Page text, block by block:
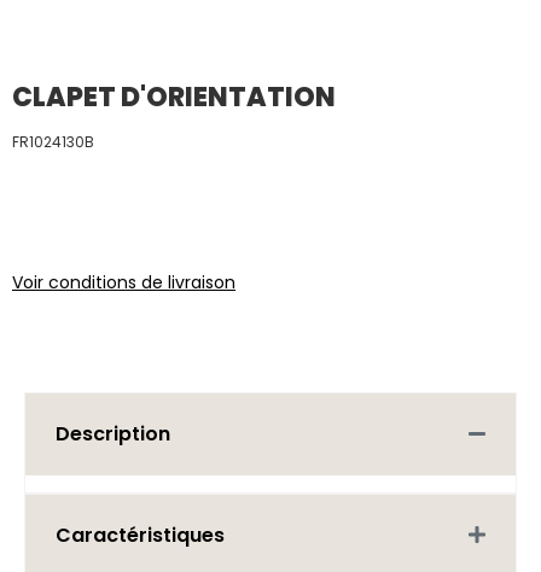
CLAPET D'ORIENTATION
FR1024130B
Voir conditions de livraison
Description
Caractéristiques